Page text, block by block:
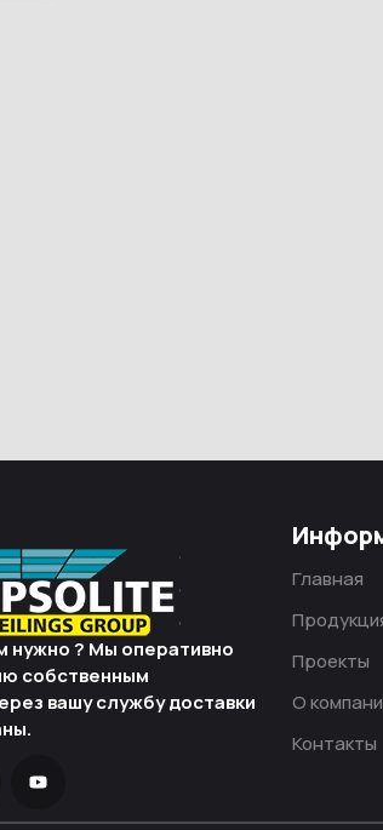
нужно ? Мы оперативно
собственным
вашу службу доставки
Главная
Проекты
О
Контакты